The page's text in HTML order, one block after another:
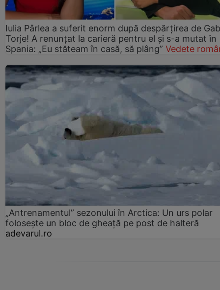
Iulia Pârlea a suferit enorm după despărțirea de
Torje! A renunțat la carieră pentru el și s-a mutat în
Spania: „Eu stăteam în casă, să plâng” Vedete
„Antrenamentul” sezonului în Arctica: Un urs polar
folosește un bloc de gheață pe post de halteră
adevarul.ro